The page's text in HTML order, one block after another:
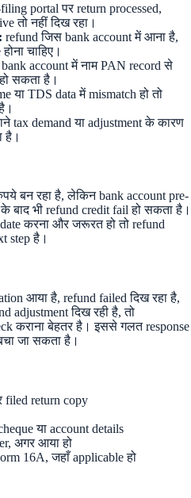
portal पर return processed,
तो नहीं दिख रहा।
refund जिस bank account में आना है,
चाहिए।
bank account में नाम PAN record से
सकता है।
या TDS data में mismatch हो तो
tax demand या adjustment के कारण
है।
बन रहा है, लेकिन bank account pre-
बाद भी refund credit fail हो सकता है।
करना और जरूरत हो तो refund
step है।
आया है, refund failed दिख रहा है,
adjustment दिख रही है, तो
कराना बेहतर है। इससे गलत response
जा सकता है।
filed return copy
या account details
अगर आया हो
16A, जहाँ applicable हो